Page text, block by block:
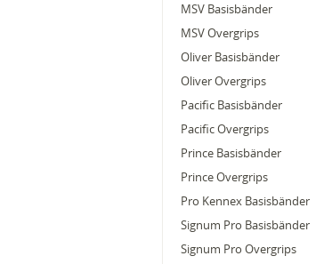
MSV Basisbänder
MSV Overgrips
Oliver Basisbänder
Oliver Overgrips
Pacific Basisbänder
Pacific Overgrips
Prince Basisbänder
Prince Overgrips
Pro Kennex Basisbänder
Signum Pro Basisbänder
Signum Pro Overgrips